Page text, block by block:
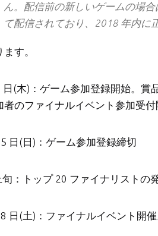
ん。配信前の新しいゲームの場合
て配信されており、2018 年内に
す。
日(木)：ゲーム参加登録開始。賞
者のファイナルイベント参加受付
日(日)：ゲーム参加登録締切
旬：トップ 20 ファイナリストの
日(土)：ファイナルイベント開